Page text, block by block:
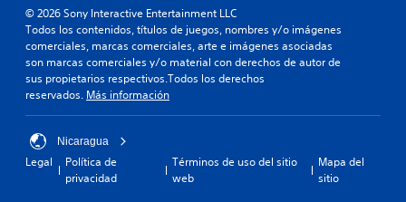
© 2026 Sony Interactive Entertainment LLC
Todos los contenidos, títulos de juegos, nombres y/o imágenes
comerciales, marcas comerciales, arte e imágenes asociadas
son marcas comerciales y/o material con derechos de autor de
sus propietarios respectivos.Todos los derechos
reservados. Más información
Nicaragua
Legal
Política de
privacidad
Términos de uso del sitio
web
Mapa del
sitio